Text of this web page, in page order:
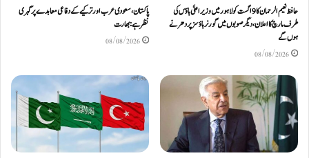
حافظ نعیم الرحمان کا 9 اگست کو لاہور میں وزیر اعلیٰ ہاؤس کی
طرف مارچ کا اعلان، دیگر صوبوں میں گورنر ہاؤسز پر دھرنے
ہوں گے
08/08/2026
پاکستان، سعودی عرب اور ترکیے کے دفاعی معاہدے پر گہری
نظر ہے: بھارت
08/08/2026